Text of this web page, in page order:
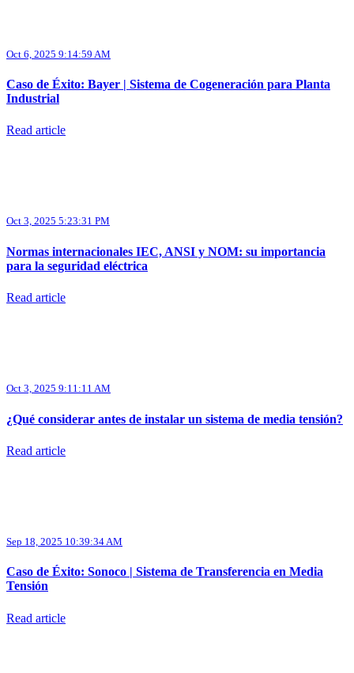
Oct 6, 2025 9:14:59 AM
Caso de Éxito: Bayer | Sistema de Cogeneración para Planta
Industrial
Read article
Oct 3, 2025 5:23:31 PM
Normas internacionales IEC, ANSI y NOM: su importancia
para la seguridad eléctrica
Read article
Oct 3, 2025 9:11:11 AM
¿Qué considerar antes de instalar un sistema de media tensión?
Read article
Sep 18, 2025 10:39:34 AM
Caso de Éxito: Sonoco | Sistema de Transferencia en Media
Tensión
Read article